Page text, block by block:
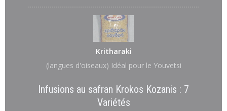
Kritharaki
(langues d'oiseaux) Idéal pour le Youvetsi
Infusions au safran Krokos Kozanis : 7
Variétés